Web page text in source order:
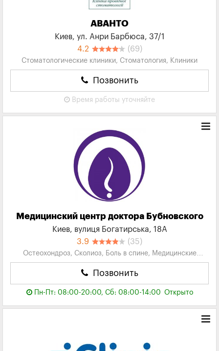
АВАНТО
Киев, ул. Анри Барбюса, 37/1
4.2
(69)
Стоматологические клиники, Стоматология, Клиники
Позвонить
Время работы уточняйте
Медицинский центр доктора Бубновского
Киев, вулиця Богатирська, 18А
3.9
(35)
Остеохондроз, Сколиоз, Боль в спине, Медицинские
Центры, Клиники
Позвонить
Пн-Пт: 08:00-20:00, Сб: 08:00-14:00 Открыто